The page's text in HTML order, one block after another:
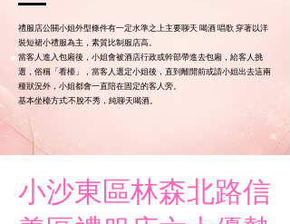
禮服店公關小姐外型條件有一定水準之上主要聊天 喝酒 唱歌 穿著以洋
裝短裙小禮服為主，素質比制服店高。
當客人進入包廂後，小姐會被酒店行政或幹部帶進去包廂，給客人挑
選，俗稱「看檯」，當客人選定小姐後，直到離開前或請小姐出去這兩
種狀況外，小姐都會一直陪在固定的客人旁。
基本坐檯方式:不脫不秀，純聊天喝酒。
小沙東區林森北路信